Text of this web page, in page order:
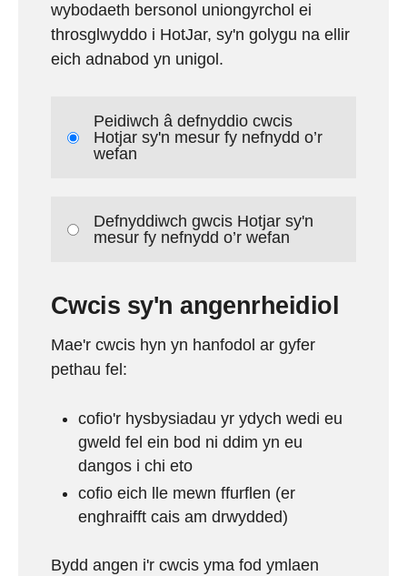
wybodaeth bersonol uniongyrchol ei
throsglwyddo i HotJar, sy'n golygu na ellir
eich adnabod yn unigol.
Peidiwch â defnyddio cwcis
Hotjar sy'n mesur fy nefnydd o’r
wefan
Defnyddiwch gwcis Hotjar sy'n
mesur fy nefnydd o’r wefan
Cwcis sy'n angenrheidiol
Mae'r cwcis hyn yn hanfodol ar gyfer
pethau fel:
cofio'r hysbysiadau yr ydych wedi eu
gweld fel ein bod ni ddim yn eu
dangos i chi eto
cofio eich lle mewn ffurflen (er
enghraifft cais am drwydded)
Bydd angen i'r cwcis yma fod ymlaen